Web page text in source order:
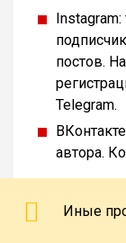
постов.
Telegram.
автора.
Иные